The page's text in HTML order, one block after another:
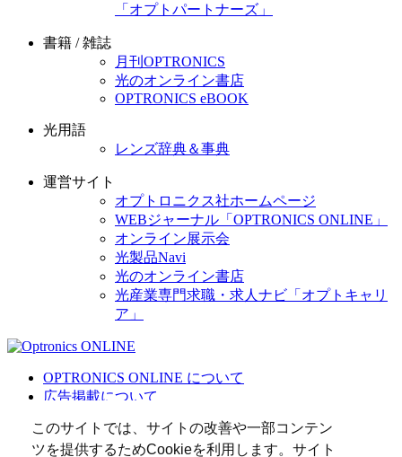
このサイトでは、サイトの改善や一部コンテン
ツを提供するためCookieを利用します。サイト
「オプトパートナーズ」
書籍 / 雑誌
月刊OPTRONICS
光のオンライン書店
OPTRONICS eBOOK
光用語
レンズ辞典＆事典
運営サイト
オプトロニクス社ホームページ
WEBジャーナル「OPTRONICS ONLINE」
オンライン展示会
光製品Navi
光のオンライン書店
光産業専門求職・求人ナビ「オプトキャリ
ア」
OPTRONICS ONLINE について
広告掲載について
個人情報
光関連リンク集